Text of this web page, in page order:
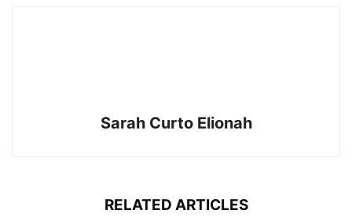
Sarah Curto Elionah
RELATED ARTICLES